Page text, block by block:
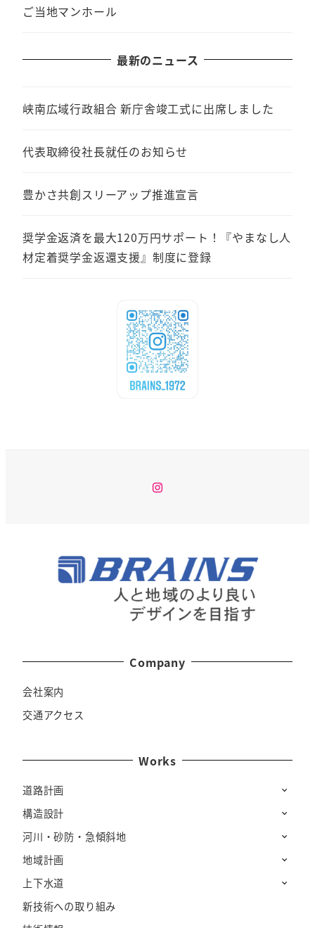
ご当地マンホール
最新のニュース
峡南広域行政組合 新庁舎竣工式に出席しました
代表取締役社長就任のお知らせ
豊かさ共創スリーアップ推進宣言
奨学金返済を最大120万円サポート！『やまなし人
材定着奨学金返還支援』制度に登録
Instagram
Company
会社案内
交通アクセス
Works
道路計画
構造設計
河川・砂防・急傾斜地
地域計画
上下水道
新技術への取り組み